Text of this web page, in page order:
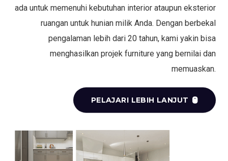
ada untuk memenuhi kebutuhan interior ataupun eksterior
ruangan untuk hunian milik Anda. Dengan berbekal
pengalaman lebih dari 20 tahun, kami yakin bisa
menghasilkan projek furniture yang bernilai dan
memuaskan.
PELAJARI LEBIH LANJUT